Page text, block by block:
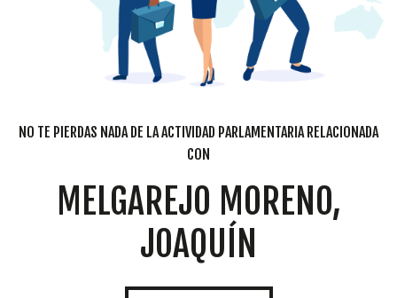
NO TE PIERDAS NADA DE LA ACTIVIDAD PARLAMENTARIA RELACIONADA
CON
MELGAREJO MORENO,
JOAQUÍN